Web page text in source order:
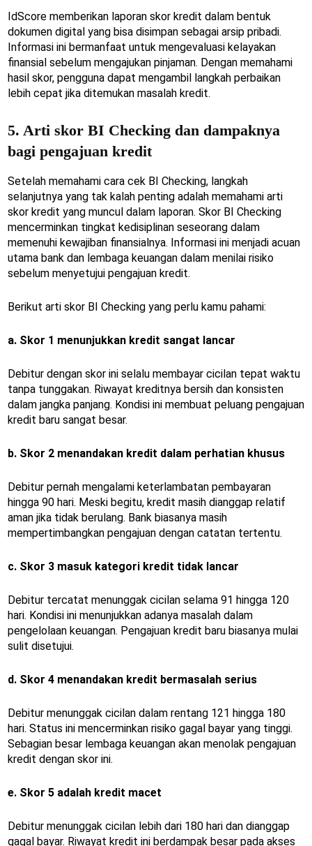
IdScore memberikan laporan skor kredit dalam bentuk
dokumen digital yang bisa disimpan sebagai arsip pribadi.
Informasi ini bermanfaat untuk mengevaluasi kelayakan
finansial sebelum mengajukan pinjaman. Dengan memahami
hasil skor, pengguna dapat mengambil langkah perbaikan
lebih cepat jika ditemukan masalah kredit.
5. Arti skor BI Checking dan dampaknya
bagi pengajuan kredit
Setelah memahami cara cek BI Checking, langkah
selanjutnya yang tak kalah penting adalah memahami arti
skor kredit yang muncul dalam laporan. Skor BI Checking
mencerminkan tingkat kedisiplinan seseorang dalam
memenuhi kewajiban finansialnya. Informasi ini menjadi acuan
utama bank dan lembaga keuangan dalam menilai risiko
sebelum menyetujui pengajuan kredit.
Berikut arti skor BI Checking yang perlu kamu pahami:
a. Skor 1 menunjukkan kredit sangat lancar
Debitur dengan skor ini selalu membayar cicilan tepat waktu
tanpa tunggakan. Riwayat kreditnya bersih dan konsisten
dalam jangka panjang. Kondisi ini membuat peluang pengajuan
kredit baru sangat besar.
b. Skor 2 menandakan kredit dalam perhatian khusus
Debitur pernah mengalami keterlambatan pembayaran
hingga 90 hari. Meski begitu, kredit masih dianggap relatif
aman jika tidak berulang. Bank biasanya masih
mempertimbangkan pengajuan dengan catatan tertentu.
c. Skor 3 masuk kategori kredit tidak lancar
Debitur tercatat menunggak cicilan selama 91 hingga 120
hari. Kondisi ini menunjukkan adanya masalah dalam
pengelolaan keuangan. Pengajuan kredit baru biasanya mulai
sulit disetujui.
d. Skor 4 menandakan kredit bermasalah serius
Debitur menunggak cicilan dalam rentang 121 hingga 180
hari. Status ini mencerminkan risiko gagal bayar yang tinggi.
Sebagian besar lembaga keuangan akan menolak pengajuan
kredit dengan skor ini.
e. Skor 5 adalah kredit macet
Debitur menunggak cicilan lebih dari 180 hari dan dianggap
gagal bayar. Riwayat kredit ini berdampak besar pada akses